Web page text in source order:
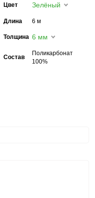
Цвет Зелёный
Длина 6 м
Толщина 6 мм
Состав
Поликарбонат
100%